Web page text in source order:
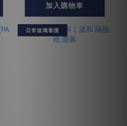
加入購物車
日常玻璃養護